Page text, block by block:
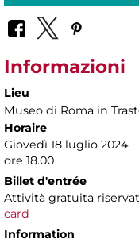
Informazioni
Lieu
Museo di Roma in
Horaire
Giovedì 18 luglio 2024
ore 18.00
Billet d'entrée
Attività gratuita
card
Information